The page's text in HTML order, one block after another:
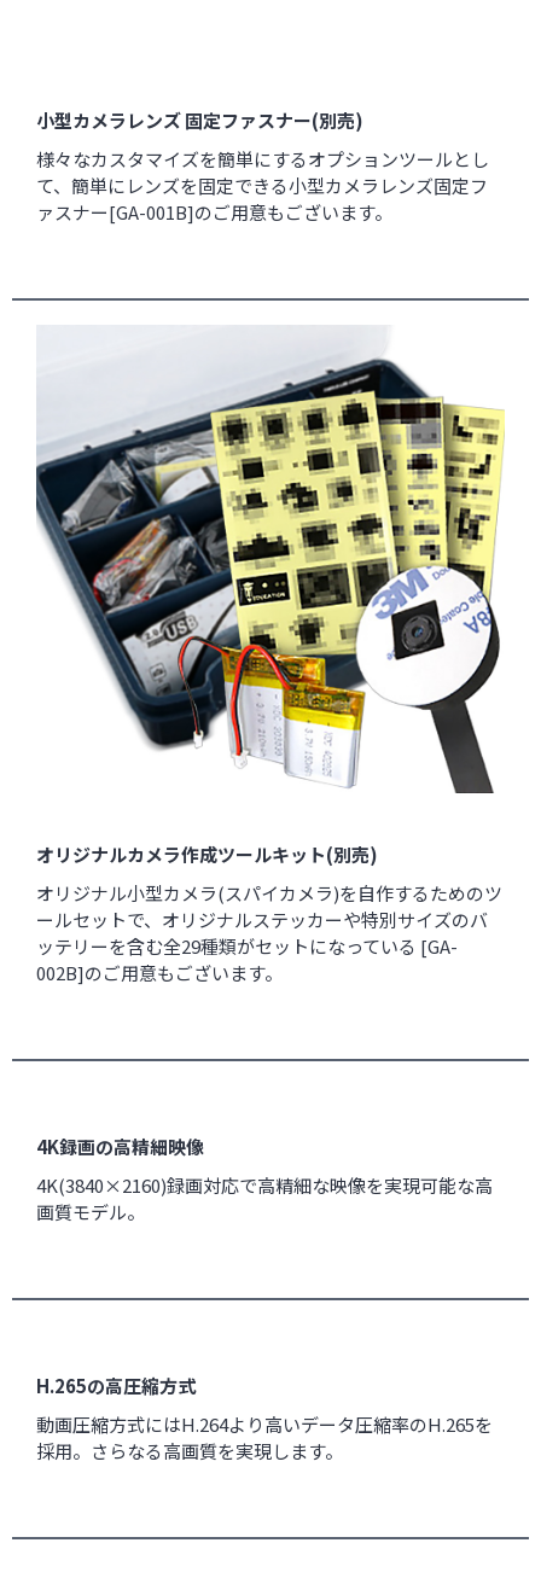
小型カメラレンズ 固定ファスナー(別売)
様々なカスタマイズを簡単にするオプションツールとし
て、簡単にレンズを固定できる小型カメラレンズ固定フ
ァスナー[GA-001B]のご用意もございます。
オリジナルカメラ作成ツールキット(別売)
オリジナル小型カメラ(スパイカメラ)を自作するためのツ
ールセットで、オリジナルステッカーや特別サイズのバ
ッテリーを含む全29種類がセットになっている [GA-
002B]のご用意もございます。
4K録画の高精細映像
4K(3840×2160)録画対応で高精細な映像を実現可能な高
画質モデル。
H.265の高圧縮方式
動画圧縮方式にはH.264より高いデータ圧縮率のH.265を
採用。さらなる高画質を実現します。